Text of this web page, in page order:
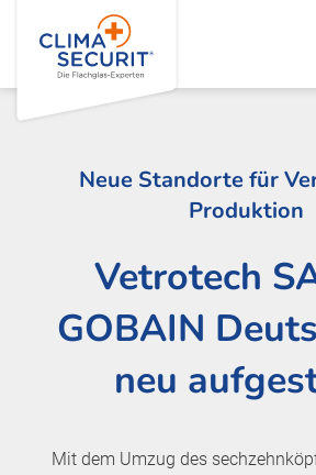
Neue Standorte für
Produktion
Vetrotech
GOBAIN
neu
Mit dem Umzug des